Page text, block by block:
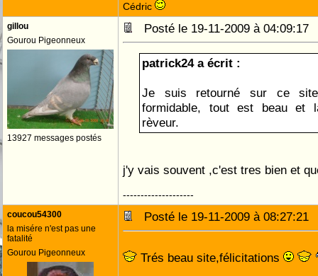
Cédric
gillou
Gourou Pigeonneux
13927 messages postés
Posté le 19-11-2009 à
patrick24 a écrit :
Je suis retourné sur ce
formidable, tout est beau et
rèveur.
j'y vais souvent ,c'est tres bien et
--------------------
coucou54300
la misére n'est pas une
fatalité
Gourou Pigeonneux
Posté le 19-11-2009 à
Trés beau site,félicitations